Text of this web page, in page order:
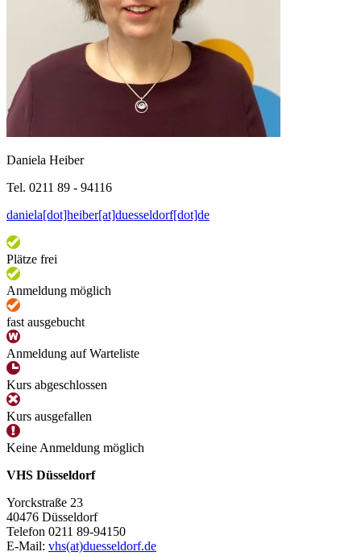
Daniela Heiber
Tel. 0211 89 - 94116
daniela[dot]heiber[at]duesseldorf[dot]de
Plätze frei
Anmeldung möglich
fast ausgebucht
Anmeldung auf Warteliste
Kurs abgeschlossen
Kurs ausgefallen
Keine Anmeldung möglich
VHS Düsseldorf
Yorckstraße 23
40476 Düsseldorf
Telefon 0211 89-94150
E-Mail: vhs(at)duesseldorf.de